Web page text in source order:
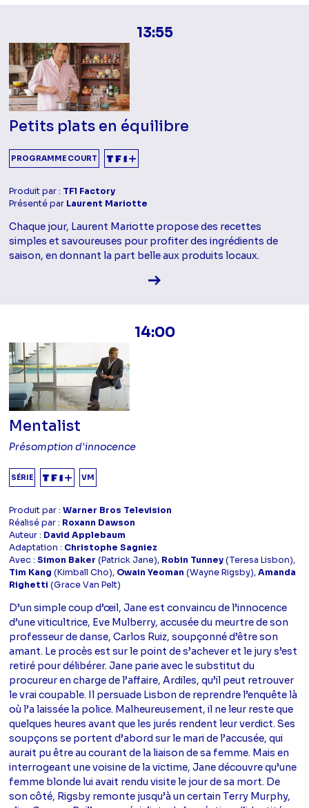
13:55
Petits plats en équilibre
PROGRAMME COURT
Produit par : TF1 Factory
Présenté par Laurent Mariotte
Chaque jour, Laurent Mariotte propose des recettes
simples et savoureuses pour profiter des ingrédients de
saison, en donnant la part belle aux produits locaux.
Voir la fiche diffusion
14:00
Mentalist
Présomption d'innocence
SÉRIE VM
Produit par :Warner Bros Television
Réalisé par : Roxann Dawson
Auteur : David Applebaum
Adaptation : Christophe Sagniez
Avec :Simon Baker (Patrick Jane), Robin Tunney(Teresa Lisbon),
Tim Kang (Kimball Cho), Owain Yeoman (Wayne Rigsby),Amanda
Righetti (Grace Van Pelt)
D’un simple coup d’œil, Jane est convaincu de l’innocence
d’une viticultrice, Eve Mulberry, accusée du meurtre de son
professeur de danse, Carlos Ruiz, soupçonné d’être son
amant. Le procès est sur le point de s’achever et le jury s’est
retiré pour délibérer. Jane parie avec le substitut du
procureur en charge de l’affaire, Ardiles, qu’il peut retrouver
le vrai coupable. Il persuade Lisbon de reprendre l’enquête là
où l’a laissée la police. Malheureusement, il ne leur reste que
quelques heures avant que les jurés rendent leur verdict. Ses
soupçons se portent d’abord sur le mari de l’accusée, qui
aurait pu être au courant de la liaison de sa femme. Mais en
interrogeant une voisine de la victime, Jane découvre qu’une
femme blonde lui avait rendu visite le jour de sa mort. De
son côté, Rigsby remonte jusqu’à un certain Terry Murphy,